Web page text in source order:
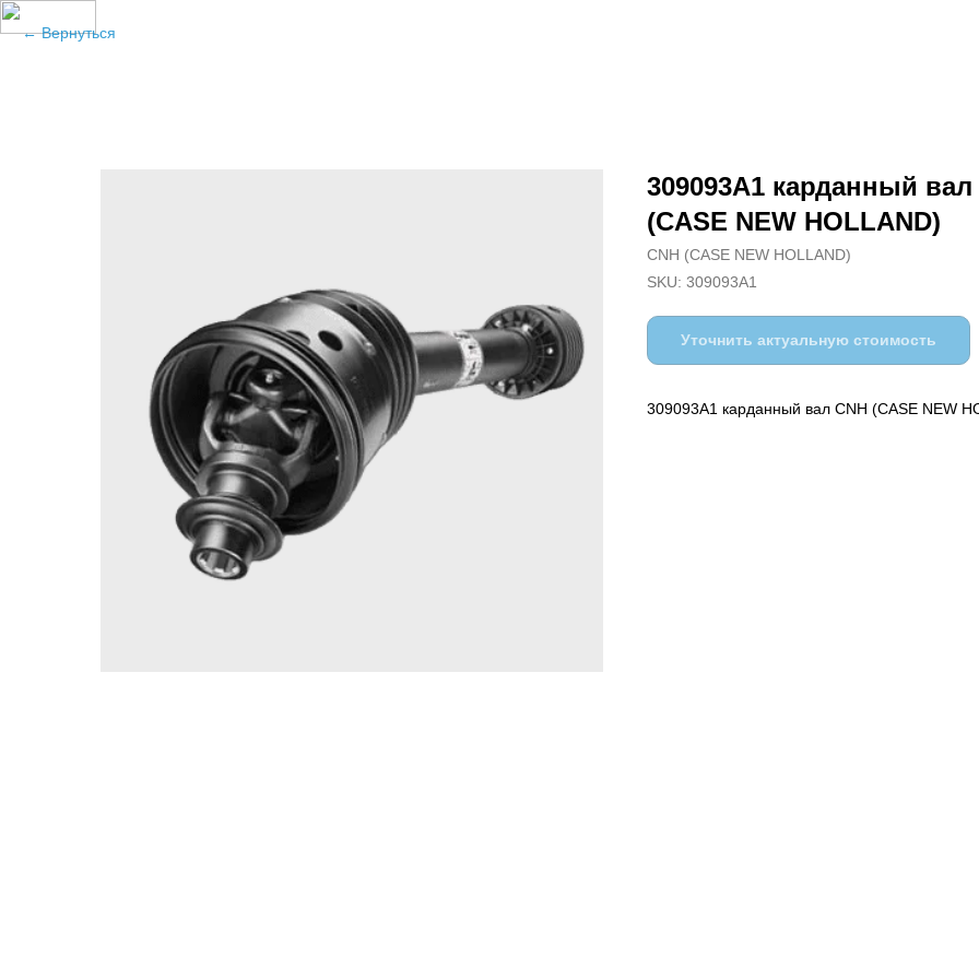
Вернуться
309093A1 карданный вал
(CASE NEW HOLLAND)
CNH (CASE NEW HOLLAND)
SKU: 309093A1
Уточнить актуальную стоимость
309093A1 карданный вал CNH (CASE NEW